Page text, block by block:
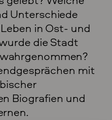
Unterschiede
in Ost- und
die Stadt
mit
Biografien und